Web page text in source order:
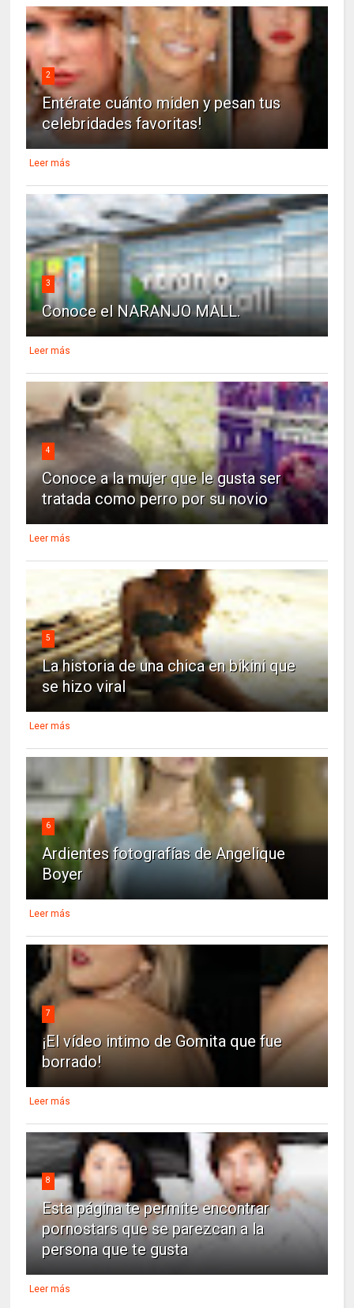
2
Entérate cuánto miden y pesan tus
celebridades favoritas!
Leer más
3
Conoce el NARANJO MALL.
Leer más
4
Conoce a la mujer que le gusta ser
tratada como perro por su novio
Leer más
5
La historia de una chica en bikini que
se hizo viral
Leer más
6
Ardientes fotografías de Angelique
Boyer
Leer más
7
¡El vídeo intimo de Gomita que fue
borrado!
Leer más
8
Esta página te permite encontrar
pornostars que se parezcan a la
persona que te gusta
Leer más